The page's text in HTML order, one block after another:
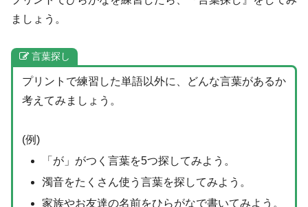
ましょう。
言葉探し
プリントで練習した単語以外に、どんな言葉があるか
考えてみましょう。
(例)
「が」がつく言葉を5つ探してみよう。
濁音をたくさん使う言葉を探してみよう。
家族やお友達の名前をひらがなで書いてみよう。